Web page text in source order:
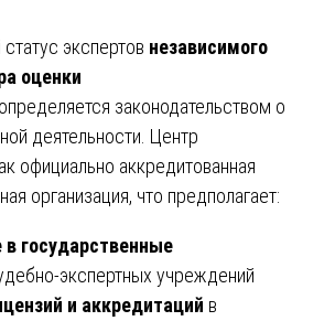
экспертов независимого
оценки
определяется законодательством о
деятельности. Центр
официально аккредитованная
организация, что предполагает:
государственные
экспертных учреждений
и аккредитаций в